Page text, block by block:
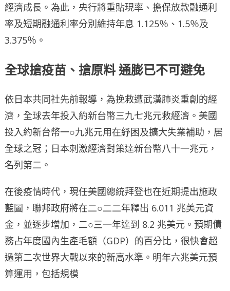
經濟成長。為此，央行將重貼現率、擔保放款融通利
率及短期融通利率分別維持年息 1.125％、1.5％及
3.375％。
全球搶疫苗、搶原料 通膨已不可避免
依日本共同社先前報導，為挽救遭武漢肺炎重創的經
濟，全球去年投入約新台幣三九七兆元救經濟。美國
投入約新台幣一○九兆元用在紓困及擴大失業補助，居
全球之冠；日本刺激經濟對策達新台幣八十一兆元，
名列第二。
在後疫情時代，現任美國總統拜登也在近期提出施政
藍圖，聯邦政府將在二○二二年釋出 6.011 兆美元資
金，並逐步增加，二○三一年達到 8.2 兆美元。預期債
務占年度國內生產毛額（GDP）的百分比，很快會超
過第二次世界大戰以來的新高水準。明年六兆美元預
算運用，包括規模